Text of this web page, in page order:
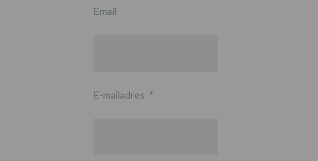
Email
E-mailadres *